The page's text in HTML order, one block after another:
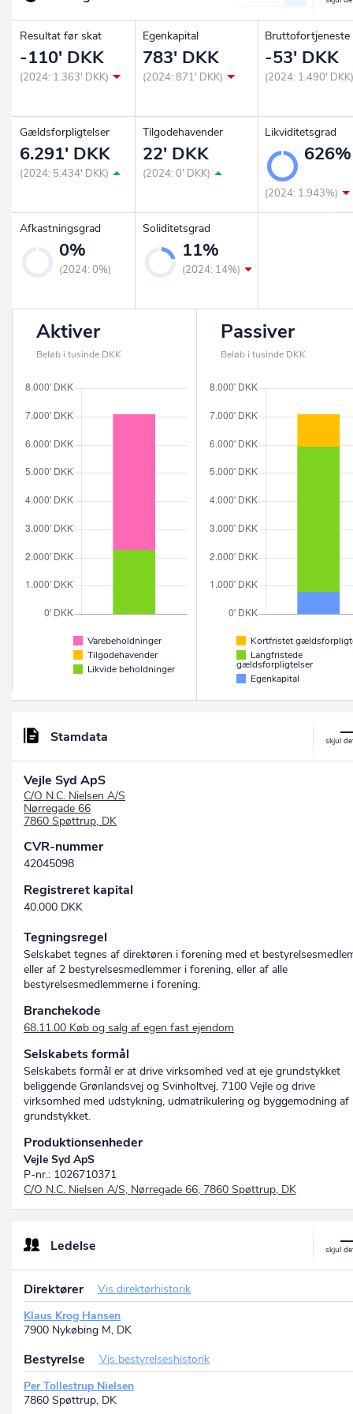
Resultat før skat
-110' DKK
(2024: 1.363' DKK)
Egenkapital
783' DKK
(2024: 871' DKK)
Bruttofortjeneste
-53' DKK
(2024: 1.490'
Gældsforpligtelser
6.291' DKK
(2024: 5.434' DKK)
Tilgodehavender
22' DKK
(2024: 0' DKK)
Likviditetsgrad
626%
(2024: 1.943%)
Afkastningsgrad
0%
(2024: 0%)
Soliditetsgrad
11%
(2024: 14%)
Aktiver
Beløb i tusinde DKK
Varebeholdninger
Tilgodehavender
Likvide beholdninger
Passiver
Beløb i tusinde DKK
Kortfristet
Langfristede
gældsforpligtelser
Egenkapital
Stamdata
Vejle Syd ApS
C/O N.C. Nielsen A/S
Nørregade 66
7860 Spøttrup, DK
CVR-nummer
42045098
Registreret kapital
40.000 DKK
Tegningsregel
Selskabet tegnes af direktøren i forening med et
eller af 2 bestyrelsesmedlemmer i forening, eller af alle
bestyrelsesmedlemmerne i forening.
Branchekode
68.11.00 Køb og salg af egen fast ejendom
Selskabets formål
Selskabets formål er at drive virksomhed ved at eje grundstykket
beliggende Grønlandsvej og Svinholtvej, 7100 Vejle og drive
virksomhed med udstykning, udmatrikulering og byggemodning af
grundstykket.
Produktionsenheder
Vejle Syd ApS
P-nr.: 1026710371
C/O N.C. Nielsen A/S, Nørregade 66, 7860 Spøttrup, DK
Ledelse
Direktører
Vis direktørhistorik
Klaus Krog Hansen
7900 Nykøbing M, DK
Bestyrelse
Vis bestyrelseshistorik
Per Tollestrup Nielsen
7860 Spøttrup, DK